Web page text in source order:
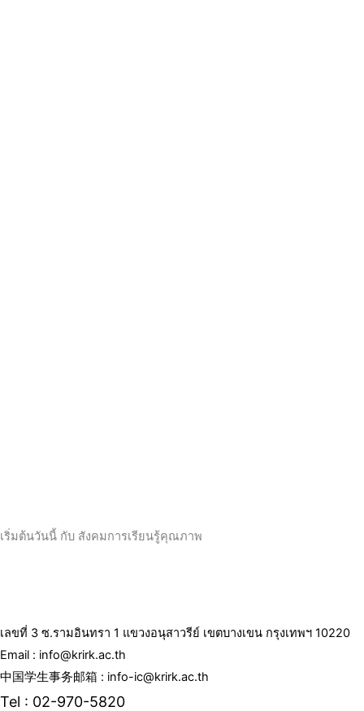
เริ่มต้นวันนี้ กับ สังคมการเรียนรู้คุณภาพ
เลขที่ 3 ซ.รามอินทรา 1 แขวงอนุสาวรีย์ เขตบางเขน กรุงเทพฯ 10220
Email : info@krirk.ac.th
中国学生事务邮箱 : info-ic@krirk.ac.th
Tel : 02-970-5820